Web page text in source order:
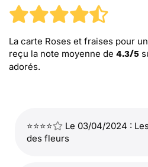
La carte Roses et fraises pour
reçu la note moyenne de 4.3/5
adorés.
⭐⭐⭐⭐
Le 03/04/2024 :
des fleurs